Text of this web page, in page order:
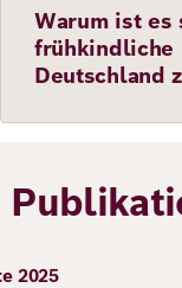
Warum ist es
frühkindliche
Deutschland
2025
Bild